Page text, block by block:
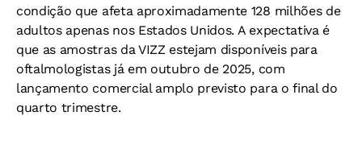
condição que afeta aproximadamente 128 milhões de
adultos apenas nos Estados Unidos. A expectativa é
que as amostras da VIZZ estejam disponíveis para
oftalmologistas já em outubro de 2025, com
lançamento comercial amplo previsto para o final do
quarto trimestre.